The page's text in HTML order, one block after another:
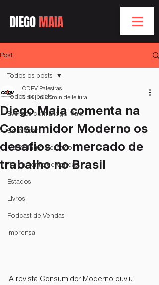
DIEGOMAIA
Post
Todos os posts
Eventos com Diego Maia
Bóra Voar
Marketing e Mercado
Treinamento de Vendas
Estados
Livros
Podcast de Vendas
Imprensa
Todos os posts
Diego Maia comenta na
Consumidor Moderno os
desafios do mercado de
trabalho no Brasil
CDPV Palestras
8 de jun. 2 min de leitura
A revista Consumidor Moderno ouviu